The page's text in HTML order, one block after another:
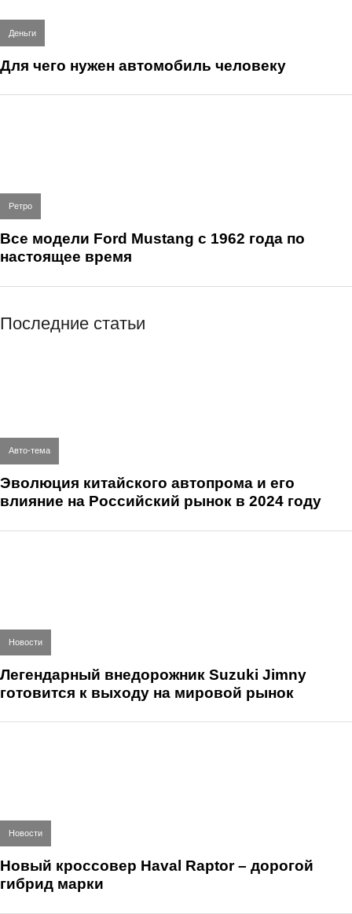
Деньги
Для чего нужен автомобиль человеку
Ретро
Все модели Ford Mustang с 1962 года по
настоящее время
Последние статьи
Авто-тема
Эволюция китайского автопрома и его
влияние на Российский рынок в 2024 году
Новости
Легендарный внедорожник Suzuki Jimny
готовится к выходу на мировой рынок
Новости
Новый кроссовер Haval Raptor – дорогой
гибрид марки